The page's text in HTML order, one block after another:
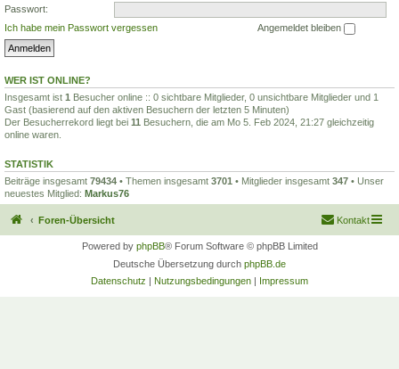
Passwort:
Ich habe mein Passwort vergessen
Angemeldet bleiben
WER IST ONLINE?
Insgesamt ist 1 Besucher online :: 0 sichtbare Mitglieder, 0 unsichtbare Mitglieder und 1
Gast (basierend auf den aktiven Besuchern der letzten 5 Minuten)
Der Besucherrekord liegt bei 11 Besuchern, die am Mo 5. Feb 2024, 21:27 gleichzeitig
online waren.
STATISTIK
Beiträge insgesamt 79434 • Themen insgesamt 3701 • Mitglieder insgesamt 347 • Unser
neuestes Mitglied: Markus76
Foren-Übersicht Kontakt
Powered by phpBB® Forum Software © phpBB Limited
Deutsche Übersetzung durch phpBB.de
Datenschutz | Nutzungsbedingungen | Impressum